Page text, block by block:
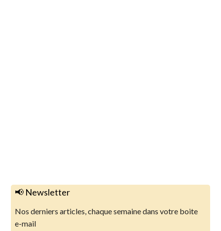
📢 Newsletter
Nos derniers articles, chaque semaine dans votre boite
e-mail